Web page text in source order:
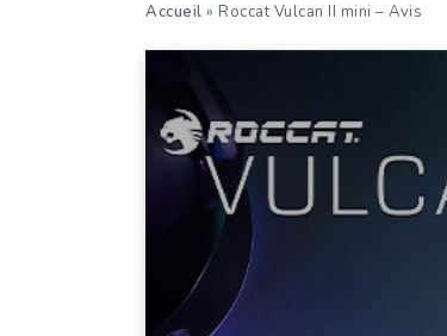
Accueil » Roccat Vulcan II mini – Avis